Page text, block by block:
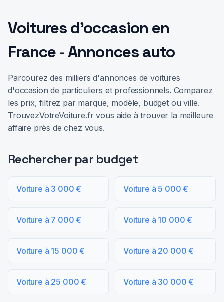
Voitures d'occasion en
France - Annonces auto
Parcourez des milliers d'annonces de voitures
d'occasion de particuliers et professionnels. Comparez
les prix, filtrez par marque, modèle, budget ou ville.
TrouvezVotreVoiture.fr vous aide à trouver la meilleure
affaire près de chez vous.
Rechercher par budget
Voiture à 3 000 € Voiture à 5 000 €
Voiture à 7 000 € Voiture à 10 000 €
Voiture à 15 000 € Voiture à 20 000 €
Voiture à 25 000 € Voiture à 30 000 €